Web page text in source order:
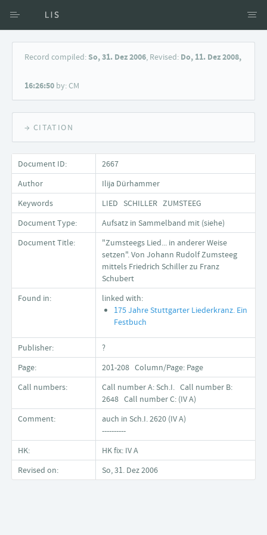
Access via Author
Keyword Search
Record compiled:So, 31. Dez 2006, Revised: Do, 11. Dez 2008,
16:26:50 by: CM
→ CITATION
Document ID:
2667
Author
Ilija Dürhammer
Keywords
LIED SCHILLER ZUMSTEEG
Document Type:
Aufsatz in Sammelband mit (siehe)
Document Title:
"Zumsteegs Lied... in anderer Weise
setzen". Von Johann Rudolf Zumsteeg
mittels Friedrich Schiller zu Franz
Schubert
Found in:
linked with:
175 Jahre Stuttgarter Liederkranz. Ein
Festbuch
Publisher:
?
Page:
201-208 Column/Page: Page
Call numbers:
Call number A: Sch.I. Call number B:
2648 Call number C: (IV A)
Comment:
auch in Sch.I. 2620 (IV A)
----------
HK:
HK fix: IV A
Revised on:
So, 31. Dez 2006